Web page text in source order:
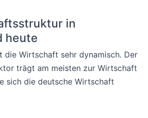
in
heute
die Wirtschaft sehr dynamisch. Der
trägt am meisten zur Wirtschaft
sich die deutsche Wirtschaft